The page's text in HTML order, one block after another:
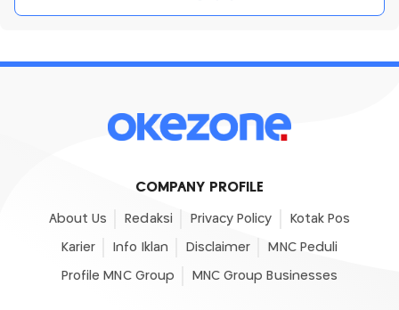
COMPANY PROFILE
About Us Redaksi Privacy Policy Kotak Pos
Karier Info Iklan Disclaimer MNC Peduli
Profile MNC Group MNC Group Businesses